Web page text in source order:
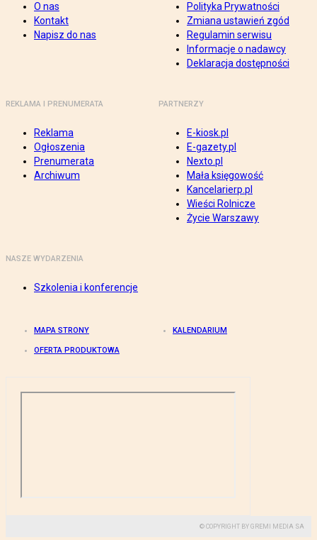
O nas
Kontakt
Napisz do nas
Polityka Prywatności
Zmiana ustawień zgód
Regulamin serwisu
Informacje o nadawcy
Deklaracja dostępności
REKLAMA I PRENUMERATA
Reklama
Ogłoszenia
Prenumerata
Archiwum
PARTNERZY
E-kiosk.pl
E-gazety.pl
Nexto.pl
Mała księgowość
Kancelarierp.pl
Wieści Rolnicze
Życie Warszawy
NASZE WYDARZENIA
Szkolenia i konferencje
MAPA STRONY KALENDARIUM
OFERTA PRODUKTOWA
© COPYRIGHT BY GREMI MEDIA SA